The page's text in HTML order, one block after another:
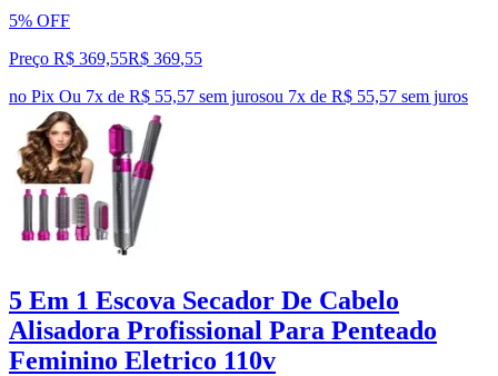
5% OFF
Preço R$ 369,55R$ 369,55
no Pix Ou 7x de R$ 55,57 sem jurosou 7x de R$ 55,57 sem juros
5 Em 1 Escova Secador De Cabelo
Alisadora Profissional Para Penteado
Feminino Eletrico 110v